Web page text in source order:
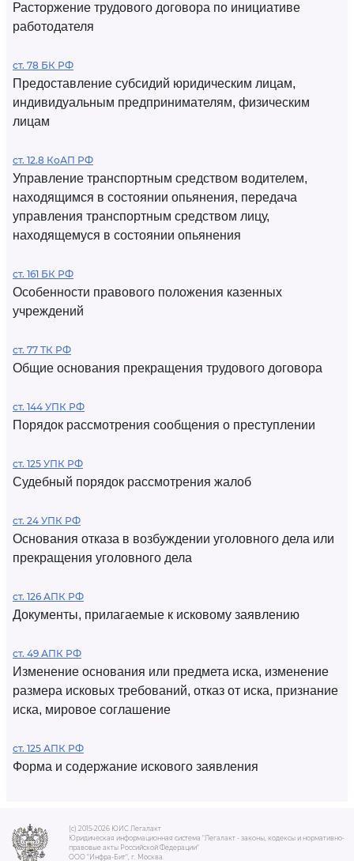
Расторжение трудового договора по инициативе
работодателя
ст. 78 БК РФ
Предоставление субсидий юридическим лицам,
индивидуальным предпринимателям, физическим
лицам
ст. 12.8 КоАП РФ
Управление транспортным средством водителем,
находящимся в состоянии опьянения, передача
управления транспортным средством лицу,
находящемуся в состоянии опьянения
ст. 161 БК РФ
Особенности правового положения казенных
учреждений
ст. 77 ТК РФ
Общие основания прекращения трудового договора
ст. 144 УПК РФ
Порядок рассмотрения сообщения о преступлении
ст. 125 УПК РФ
Судебный порядок рассмотрения жалоб
ст. 24 УПК РФ
Основания отказа в возбуждении уголовного дела или
прекращения уголовного дела
ст. 126 АПК РФ
Документы, прилагаемые к исковому заявлению
ст. 49 АПК РФ
Изменение основания или предмета иска, изменение
размера исковых требований, отказ от иска, признание
иска, мировое соглашение
ст. 125 АПК РФ
Форма и содержание искового заявления
(c) 2015-2026 ЮИС Легалакт
Юридическая информационная система "Легалакт - законы, кодексы и нормативно-
правовые акты Российской Федерации"
ООО "Инфра-Бит", г. Москва.